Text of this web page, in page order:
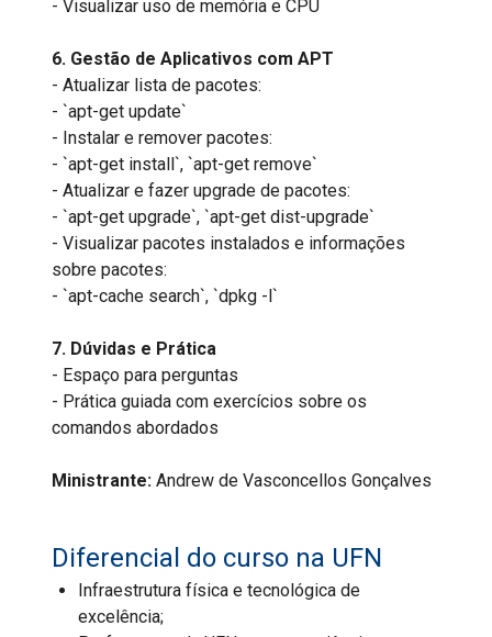
- Visualizar uso de memória e CPU
6. Gestão de Aplicativos com APT
- Atualizar lista de pacotes:
- `apt-get update`
- Instalar e remover pacotes:
- `apt-get install`, `apt-get remove`
- Atualizar e fazer upgrade de pacotes:
- `apt-get upgrade`, `apt-get dist-upgrade`
- Visualizar pacotes instalados e informações
sobre pacotes:
- `apt-cache search`, `dpkg -l`
7. Dúvidas e Prática
- Espaço para perguntas
- Prática guiada com exercícios sobre os
comandos abordados
Ministrante:Andrew de Vasconcellos Gonçalves
Diferencial do curso na UFN
Infraestrutura física e tecnológica de
excelência;